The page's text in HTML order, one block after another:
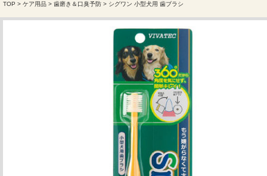
TOP > ケア用品 > 歯磨き＆口臭予防 > シグワン 小型犬用 歯ブラシ